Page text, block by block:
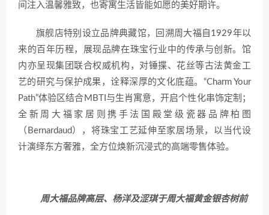
间注入温馨雅致，也寄寓生活皆能如愿的美好期许。
旗舰店特别设立品牌典藏馆，回溯周大福自1929年以
来的百年历程，展现品牌在珠宝行业中的传承与创新。馆
内亦呈现集团联合权威机构，对锤揲、花丝等古法黄金工
艺的研究与保护成果，诠释深厚的文化底蕴。“Charm Your
Path”体验区结合MBTI与生肖寓意，开启个性化串饰定制；
全新周大福家居则携手法国殿堂级瓷器品牌柏图
（Bernardaud），将珠宝工艺延伸至家居场景，以当代设
计演绎东方奢雅，全方位焕新沉浸式的高端零售体验。
周大福品牌高层、杨洋及涩琪于周大福黄金银杏树前